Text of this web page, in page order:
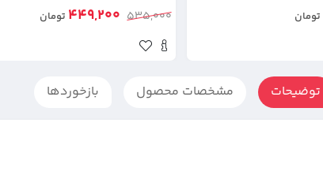
تومان 535,000
449,200 تومان
توضیحات مشخصات محصول بازخوردها